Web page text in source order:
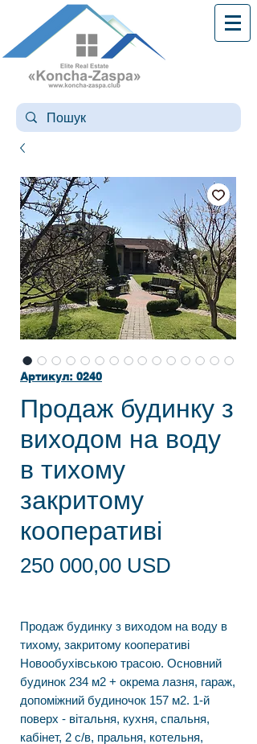
Артикул: 0240
Продаж будинку з
виходом на воду
в тихому
закритому
кооперативі
250 000,00 USD
Продаж будинку з виходом на воду в
тихому, закритому кооперативі
Новообухівською трасою. Основний
будинок 234 м2 + окрема лазня, гараж,
допоміжний будиночок 157 м2. 1-й
поверх - вітальня, кухня, спальня,
кабінет, 2 с/в, пральня, котельня,